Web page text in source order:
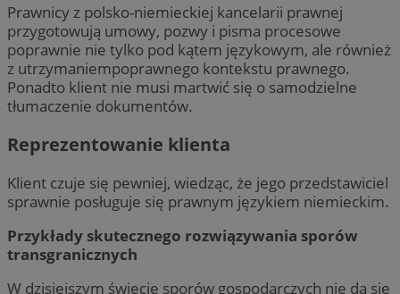
Prawnicy z polsko-niemieckiej kancelarii prawnej
przygotowują umowy, pozwy i pisma procesowe
poprawnie nie tylko pod kątem językowym, ale również
z utrzymaniempoprawnego kontekstu prawnego.
Ponadto klient nie musi martwić się o samodzielne
tłumaczenie dokumentów.
Reprezentowanie klienta
Klient czuje się pewniej, wiedząc, że jego przedstawiciel
sprawnie posługuje się prawnym językiem niemieckim.
Przykłady skutecznego rozwiązywania sporów
transgranicznych
W dzisiejszym świecie sporów gospodarczych nie da się